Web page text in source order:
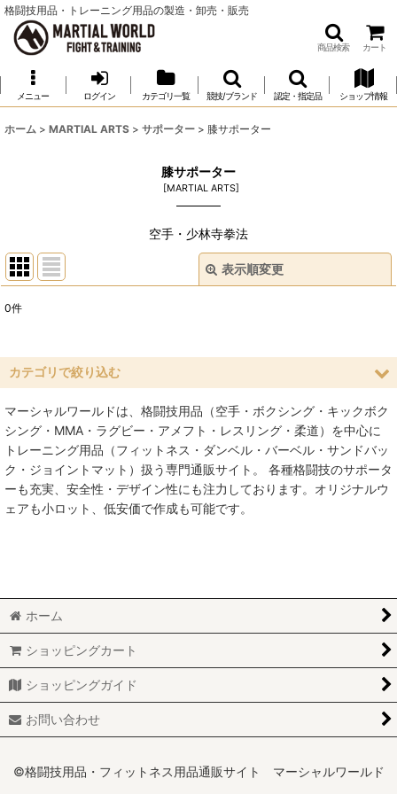
格闘技用品・トレーニング用品の製造・卸売・販売
商品検索 カート
メニュー ログイン カテゴリ一覧 競技/ブランド 認定・指定品 ショップ情報
ホーム > MARTIAL ARTS > サポーター > 膝サポーター
膝サポーター
[MARTIAL ARTS]
空手・少林寺拳法
表示順変更
並び順 :
絞り込む
0件
カテゴリで絞り込む
サポーター (全商品)
拳サポーター
レッグサポーター
その他サポーター
チェストガード
マーシャルワールドは、格闘技用品（空手・ボクシング・キックボク
シング・MMA・ラグビー・アメフト・レスリング・柔道）を中心に
トレーニング用品（フィットネス・ダンベル・バーベル・サンドバッ
ク・ジョイントマット）扱う専門通販サイト。 各種格闘技のサポータ
ーも充実、安全性・デザイン性にも注力しております。オリジナルウ
ェアも小ロット、低安価で作成も可能です。
ホーム
ショッピングカート
ショッピングガイド
お問い合わせ
©格闘技用品・フィットネス用品通販サイト マーシャルワールド